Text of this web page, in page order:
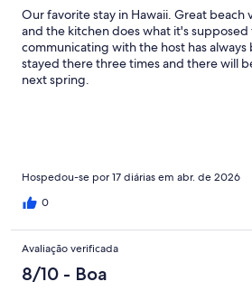
Our favorite stay in Hawaii. Great beach
and the kitchen does what it's supposed
communicating with the host has always
stayed there three times and there will
next spring.
Hospedou-se por 17 diárias em abr. de 2026
0
Avaliação verificada
8/10 - Boa